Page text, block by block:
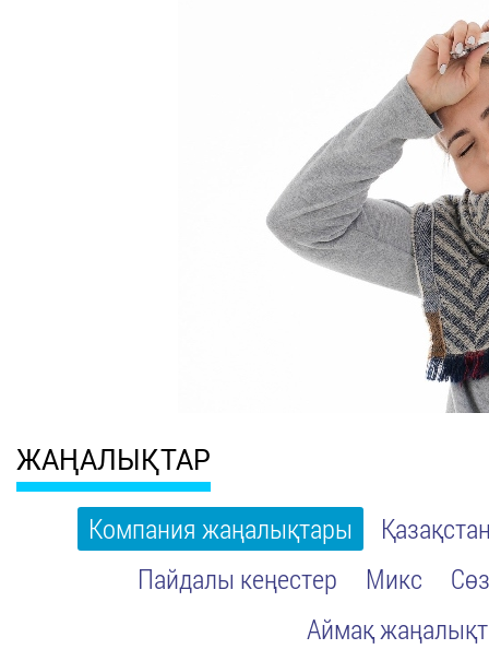
ЖАҢАЛЫҚТАР
Компания жаңалықтары
Пайдалы кеңестер
Микс
Аймақ